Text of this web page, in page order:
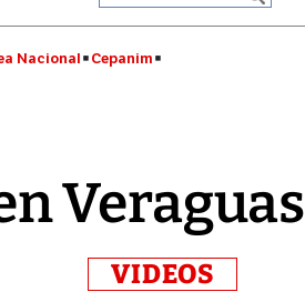
Nacional Cepanim
Veraguas
VIDEOS